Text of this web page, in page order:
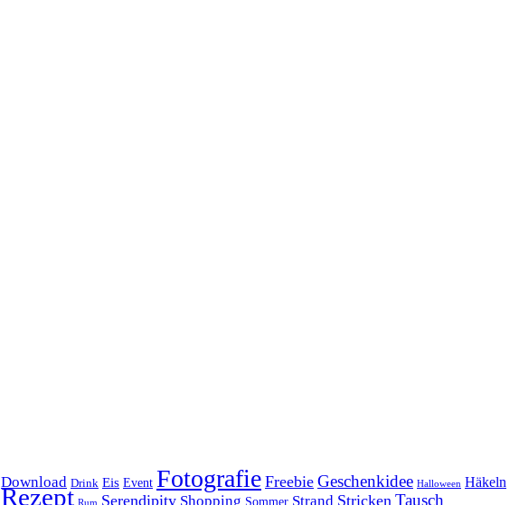
Download Drink Eis Event Fotografie Freebie Geschenkidee Halloween Häkeln
Rezept Serendipity Shopping Sommer Strand Stricken Tausch